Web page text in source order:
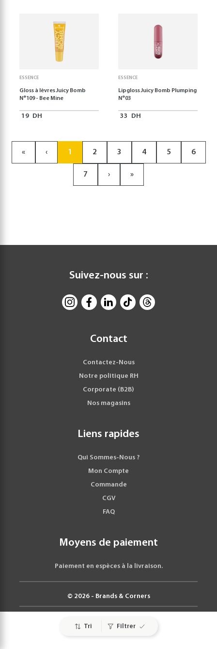
Tri Filtrer
ESSENCE
Gloss à lèvres Juicy Bomb
N°109 - Bee Mine
19 DH
ESSENCE
Lipgloss Juicy Bomb Plumping
N°03
33 DH
« ‹ 1 2 3 4 5 6
7 › »
Suivez-nous sur :
Contact
Contactez-Nous
Notre politique RH
Corporate (B2B)
Nos magasins
Liens rapides
Qui Sommes-Nous ?
Mon Compte
Commande
CGV
FAQ
Moyens de paiement
Paiement en espèces à la livraison.
© 2026 - Brands & Corners